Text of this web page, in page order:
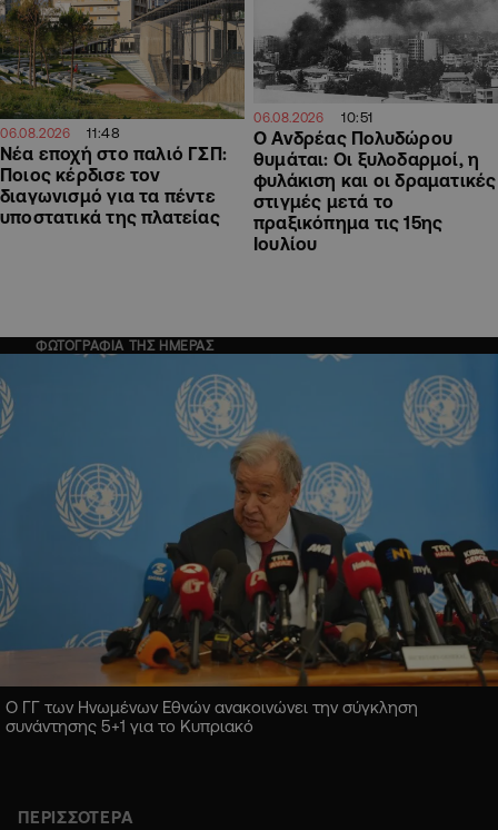
06.08.2026 11:48
Νέα εποχή στο παλιό ΓΣΠ:
Ποιος κέρδισε τον
διαγωνισμό για τα πέντε
υποστατικά της πλατείας
06.08.2026 10:51
Ο Ανδρέας Πολυδώρου
θυμάται: Οι ξυλοδαρμοί, η
φυλάκιση και οι δραματικές
στιγμές μετά το
πραξικόπημα τις 15ης
Ιουλίου
ΦΩΤΟΓΡΑΦΙΑ ΤΗΣ ΗΜΕΡΑΣ
Ο ΓΓ των Ηνωμένων Εθνών ανακοινώνει την σύγκληση
συνάντησης 5+1 για το Κυπριακό
ΠΕΡΙΣΣΟΤΕΡΑ